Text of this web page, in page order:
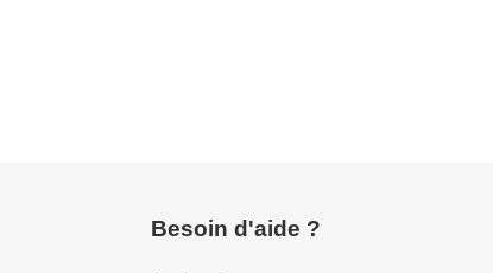
Besoin d'aide ?